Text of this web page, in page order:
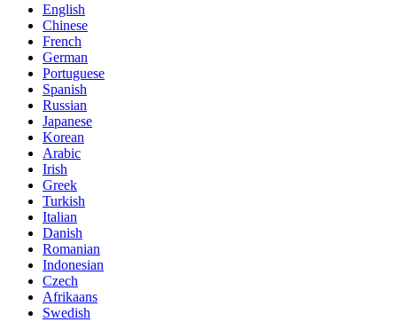
English
Chinese
French
German
Portuguese
Spanish
Russian
Japanese
Korean
Arabic
Irish
Greek
Turkish
Italian
Danish
Romanian
Indonesian
Czech
Afrikaans
Swedish